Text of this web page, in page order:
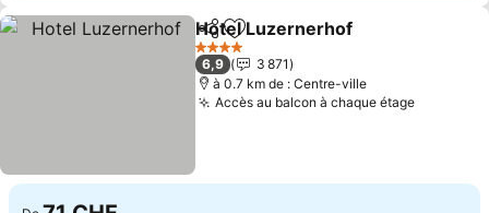
PartagerAjouter à mes favoris
Hotel Luzernerhof
4 Étoiles
6,9
3 871
à 0.7 km de : Centre-ville
Accès au balcon à chaque étage